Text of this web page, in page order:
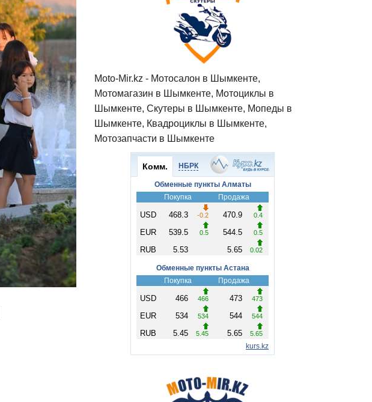
Moto-Mir.kz - Мотосалон в Шымкенте,
Мотомагазин в Шымкенте, Мотоциклы в
Шымкенте, Скутеры в Шымкенте, Мопеды в
Шымкенте, Квадроциклы в Шымкенте,
Мотозапчасти в Шымкенте